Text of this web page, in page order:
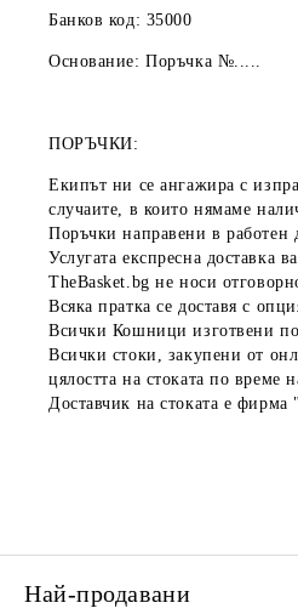
Банков код: 35000
Основание: Поръчка №.....
ПОРЪЧКИ:
Екипът ни се ангажира с
случаите, в които нямаме
Поръчки направени в работен
Услугата експресна доставка
TheBasket.bg не носи
Всяка пратка се доставя с
Всички Кошници изготвени
Всички стоки, закупени от
цялостта на стоката по време
Доставчик на стоката е
Най-продавани